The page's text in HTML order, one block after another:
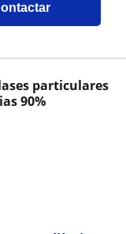
particulares
90%